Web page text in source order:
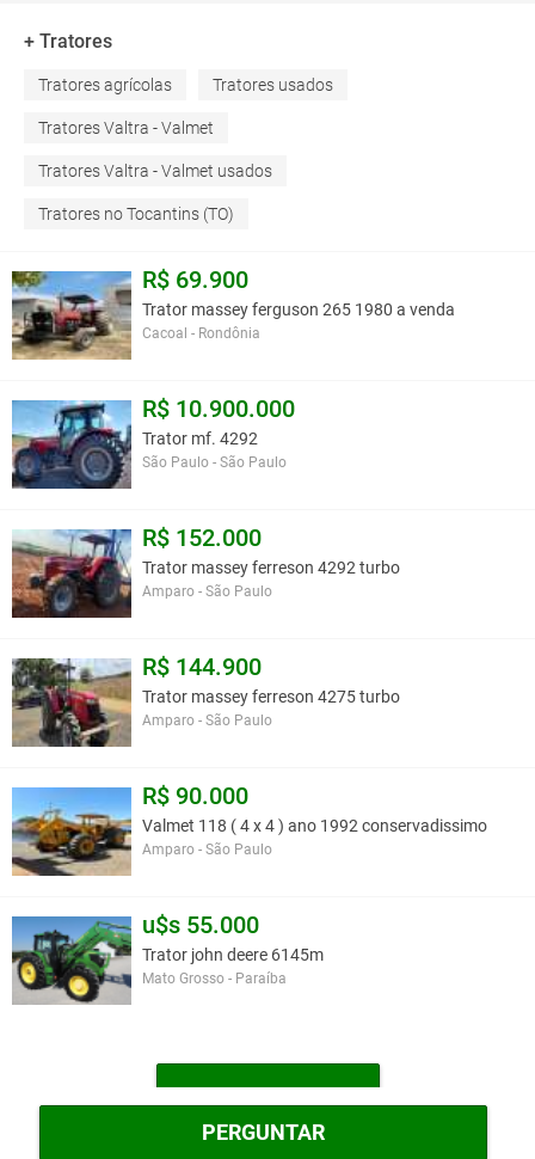
PERGUNTAR
+ Tratores
Tratores agrícolas Tratores usados
Tratores Valtra - Valmet
Tratores Valtra - Valmet usados
Tratores no Tocantins (TO)
R$ 69.900
Trator massey ferguson 265 1980 a venda
Cacoal - Rondônia
R$ 10.900.000
Trator mf. 4292
São Paulo - São Paulo
R$ 152.000
Trator massey ferreson 4292 turbo
Amparo - São Paulo
R$ 144.900
Trator massey ferreson 4275 turbo
Amparo - São Paulo
R$ 90.000
Valmet 118 ( 4 x 4 ) ano 1992 conservadissimo
Amparo - São Paulo
u$s 55.000
Trator john deere 6145m
Mato Grosso - Paraíba